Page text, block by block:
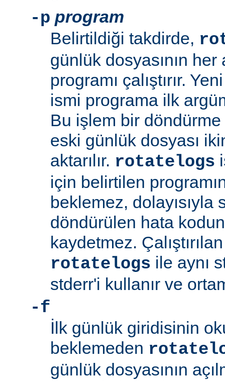
-p program
Belirtildiği takdirde,
günlük dosyasının her
programı çalıştırır.
ismi programa ilk
Bu işlem bir döndürme
eski günlük dosyası
aktarılır. rotatelogs
için belirtilen
beklemez,
döndürülen hata
kaydetmez.
rotatelogs ile aynı
stderr'i kullanır ve
-f
İlk günlük giridisinin
beklemeden
günlük dosyasının